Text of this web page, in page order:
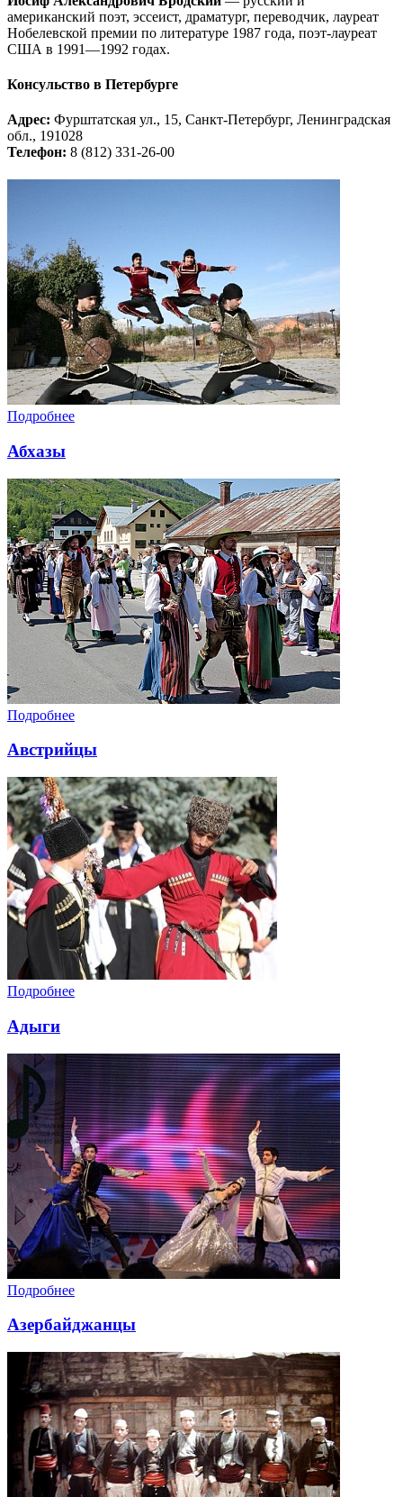
американский поэт, эссеист, драматург, переводчик, лауреат
Нобелевской премии по литературе 1987 года, поэт-лауреат
США в 1991—1992 годах.
Консульство в Петербурге
Адрес: Фурштатская ул., 15, Санкт-Петербург, Ленинградская
обл., 191028
Телефон: 8 (812) 331-26-00
Подробнее
Абхазы
Подробнее
Австрийцы
Подробнее
Адыги
Подробнее
Азербайджанцы